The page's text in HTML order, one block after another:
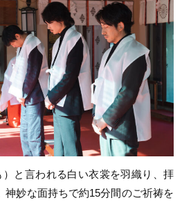
と言われる白い衣裳を羽織り、拝
神妙な面持ちで約15分間のご祈祷を